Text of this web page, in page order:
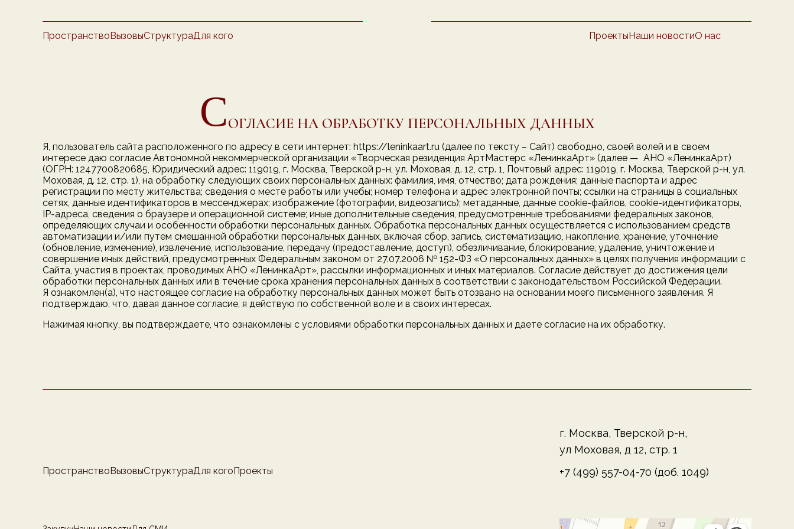
ПространствоВызовыСтруктураДля кого ПроектыНаши новостиО нас
СОГЛАСИЕ НА ОБРАБОТКУ ПЕРСОНАЛЬНЫХ ДАННЫХ
Я, пользователь сайта расположенного по адресу в сети интернет: https://leninkaart.ru (далее по тексту – Сайт) свободно, своей волей и в своем
интересе даю согласие Автономной некоммерческой организации «Творческая резиденция АртМастерс «ЛенинкаАрт» (далее — АНО «ЛенинкаАрт)
(ОГРН: 1247700820685, Юридический адрес: 119019, г. Москва, Тверской р-н, ул. Моховая, д. 12, стр. 1, Почтовый адрес: 119019, г. Москва, Тверской р-н, ул.
Моховая, д. 12, стр. 1), на обработку следующих своих персональных данных: фамилия, имя, отчество; дата рождения; данные паспорта и адрес
регистрации по месту жительства; сведения о месте работы или учебы; номер телефона и адрес электронной почты; ссылки на страницы в социальных
сетях, данные идентификаторов в мессенджерах; изображение (фотографии, видеозапись); метаданные, данные cookie-файлов, cookie-идентификаторы,
IP-адреса, сведения о браузере и операционной системе; иные дополнительные сведения, предусмотренные требованиями федеральных законов,
определяющих случаи и особенности обработки персональных данных. Обработка персональных данных осуществляется с использованием средств
автоматизации и/или путем смешанной обработки персональных данных, включая сбор, запись, систематизацию, накопление, хранение, уточнение
(обновление, изменение), извлечение, использование, передачу (предоставление, доступ), обезличивание, блокирование, удаление, уничтожение и
совершение иных действий, предусмотренных Федеральным законом от 27.07.2006 № 152-ФЗ «О персональных данных» в целях получения информации с
Сайта, участия в проектах, проводимых АНО «ЛенинкаАрт», рассылки информационных и иных материалов. Согласие действует до достижения цели
обработки персональных данных или в течение срока хранения персональных данных в соответствии с законодательством Российской Федерации.
Я ознакомлен(а), что настоящее согласие на обработку персональных данных может быть отозвано на основании моего письменного заявления. Я
подтверждаю, что, давая данное согласие, я действую по собственной воле и в своих интересах.
Нажимая кнопку, вы подтверждаете, что ознакомлены с условиями обработки персональных данных и даете согласие на их обработку.
ПространствоВызовыСтруктураДля когоПроекты
г. Москва, Тверской р-н,
ул Моховая, д 12, стр. 1
+7 (499) 557-04-70 (доб. 1049)